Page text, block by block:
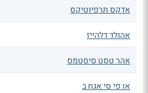
אדקס תרפיוטיקס
אהולד דלהייז
אהר טסט סיסטמס
או פי סי אגח ב